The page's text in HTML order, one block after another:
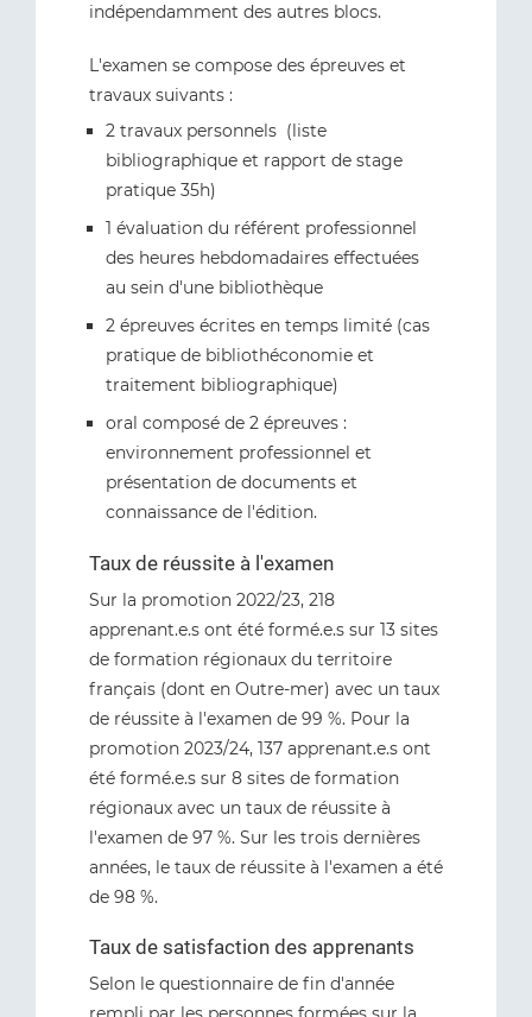
indépendamment des autres blocs.
L'examen se compose des épreuves et
travaux suivants :
2 travaux personnels (liste
bibliographique et rapport de stage
pratique 35h)
1 évaluation du référent professionnel
des heures hebdomadaires effectuées
au sein d'une bibliothèque
2 épreuves écrites en temps limité (cas
pratique de bibliothéconomie et
traitement bibliographique)
oral composé de 2 épreuves :
environnement professionnel et
présentation de documents et
connaissance de l'édition.
Taux de réussite à l'examen
Sur la promotion 2022/23, 218
apprenant.e.s ont été formé.e.s sur 13 sites
de formation régionaux du territoire
français (dont en Outre-mer) avec un taux
de réussite à l'examen de 99 %. Pour la
promotion 2023/24, 137 apprenant.e.s ont
été formé.e.s sur 8 sites de formation
régionaux avec un taux de réussite à
l'examen de 97 %. Sur les trois dernières
années, le taux de réussite à l'examen a été
de 98 %.
Taux de satisfaction des apprenants
Selon le questionnaire de fin d'année